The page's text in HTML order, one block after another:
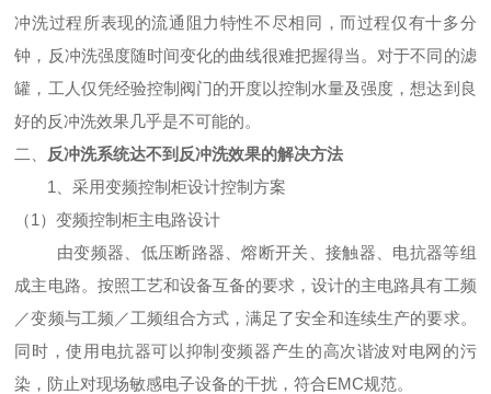
冲洗过程所表现的流通阻力特性不尽相同，而过程仅有十多分
钟，反冲洗强度随时间变化的曲线很难把握得当。对于不同的滤
罐，工人仅凭经验控制阀门的开度以控制水量及强度，想达到良
好的反冲洗效果几乎是不可能的。
二、 反冲洗系统达不到反冲洗效果的解决方法
1、采用变频控制柜设计控制方案
（1）变频控制柜主电路设计
由变频器、低压断路器、熔断开关、接触器、电抗器等组
成主电路。按照工艺和设备互备的要求，设计的主电路具有工频
／变频与工频／工频组合方式，满足了安全和连续生产的要求。
同时，使用电抗器可以抑制变频器产生的高次谐波对电网的污
染，防止对现场敏感电子设备的干扰，符合EMC规范。